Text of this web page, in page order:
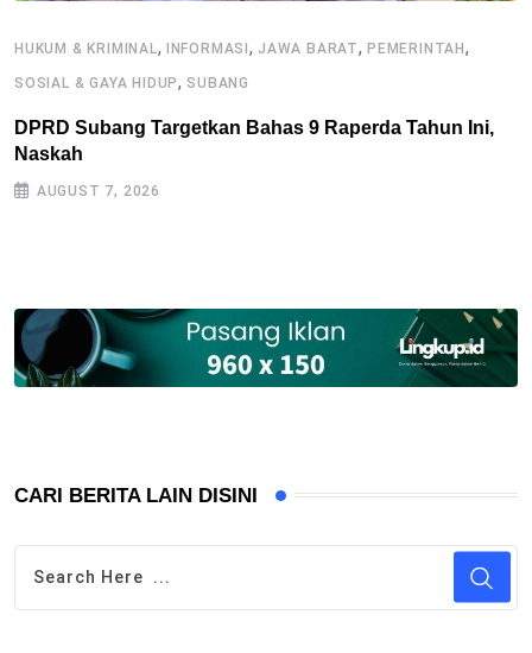
HUKUM & KRIMINAL, INFORMASI, JAWA BARAT,PEMERINTAH,
SOSIAL & GAYA HIDUP, SUBANG
DPRD Subang Targetkan Bahas 9 Raperda Tahun Ini,
Naskah
AUGUST 7, 2026
CARI BERITA LAIN DISINI